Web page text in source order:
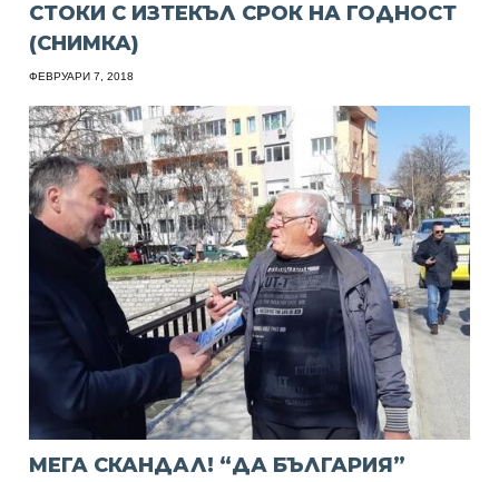
СТОКИ С ИЗТЕКЪЛ СРОК НА ГОДНОСТ
(СНИМКА)
ФЕВРУАРИ 7, 2018
МЕГА СКАНДАЛ! “ДА БЪЛГАРИЯ”